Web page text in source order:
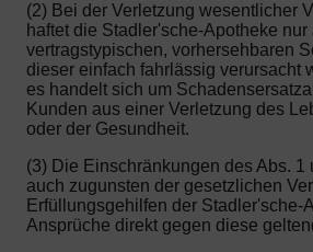
(2) Bei der Verletzung wesentlicher
haftet die Stadler'sche-Apotheke nur
vertragstypischen, vorhersehbaren
dieser einfach fahrlässig verursacht
es handelt sich um
Kunden aus einer Verletzung des
oder der Gesundheit.
(3) Die Einschränkungen des Abs. 1
auch zugunsten der gesetzlichen
Erfüllungsgehilfen der Stadler'sche-
Ansprüche direkt gegen diese